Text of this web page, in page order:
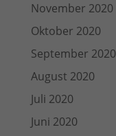
November 2020
Oktober 2020
September 2020
August 2020
Juli 2020
Juni 2020